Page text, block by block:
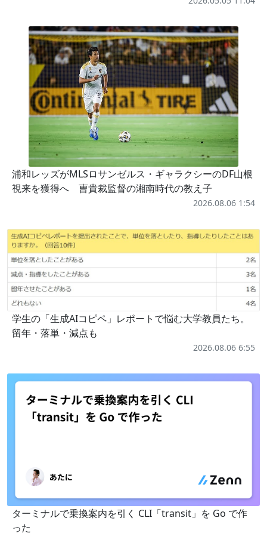
浦和レッズがMLSロサンゼルス・ギャラクシーのDF山根
視来を獲得へ 曺貴裁監督の湘南時代の教え子
2026.08.06 1:54
学生の「生成AIコピペ」レポートで悩む大学教員たち。
留年・落単・減点も
2026.08.06 6:55
ターミナルで乗換案内を引く CLI「transit」を Go で作
った